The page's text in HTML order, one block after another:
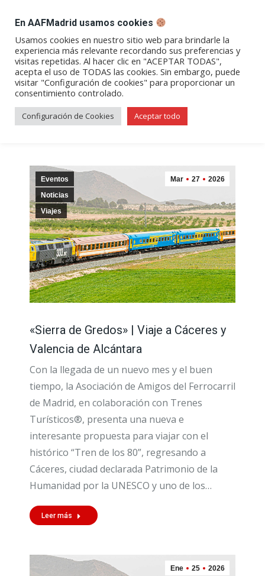
Abrir
enlace
en
una
ventana/pestaña
Abrir
enlace
en
una
ventana/pestaña
Abrir
enlace
en
una
ventana/pestaña
Abrir
enlace
en
una
Abrir
enlace
en
una
Archivos de etiqueta:valencia
de alcántara
Mar 27 2026
Eventos
Noticias
Viajes
«Sierra de Gredos» | Viaje a Cáceres y
Valencia de Alcántara
Con la llegada de un nuevo mes y el buen
tiempo, la Asociación de Amigos del Ferrocarril
de Madrid, en colaboración con Trenes
Turísticos®, presenta una nueva e
interesante propuesta para viajar con el
histórico “Tren de los 80”, regresando a
Cáceres, ciudad declarada Patrimonio de la
Humanidad por la UNESCO y uno de los…
Leer más
Ene 25 2026
En AAFMadrid usamos cookies
Usamos cookies en nuestro sitio web para brindarle la
experiencia más relevante recordando sus preferencias y
visitas repetidas. Al hacer clic en "ACEPTAR TODAS",
acepta el uso de TODAS las cookies. Sin embargo, puede
visitar "Configuración de cookies" para proporcionar un
consentimiento controlado.
Configuración de Cookies Aceptar todo